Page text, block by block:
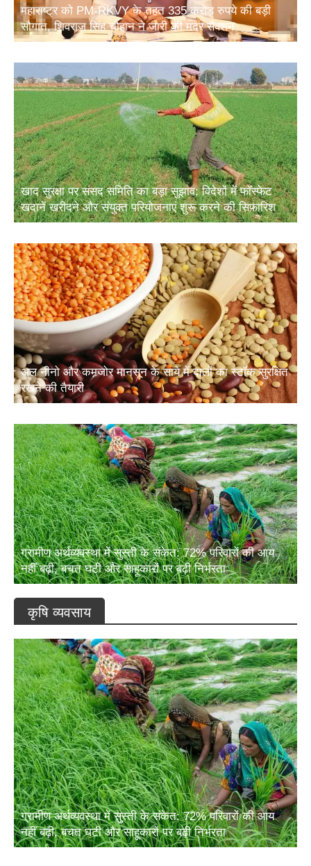
महाराष्ट्र को PM-RKVY के तहत 335 करोड़ रुपये की बड़ी
सौगात, शिवराज सिंह चौहान ने जारी की मदर सैंक्शन
खाद सुरक्षा पर संसद समिति का बड़ा सुझाव: विदेशों में फॉस्फेट
खदानें खरीदने और संयुक्त परियोजनाएं शुरू करने की सिफारिश
अल नीनो और कमजोर मानसून के साये में दालों का स्टॉक सुरक्षित
रखने की तैयारी
ग्रामीण अर्थव्यवस्था में सुस्ती के संकेत: 72% परिवारों की आय
नहीं बढ़ी, बचत घटी और साहूकारों पर बढ़ी निर्भरता
कृषि व्यवसाय
ग्रामीण अर्थव्यवस्था में सुस्ती के संकेत: 72% परिवारों की आय
नहीं बढ़ी, बचत घटी और साहूकारों पर बढ़ी निर्भरता